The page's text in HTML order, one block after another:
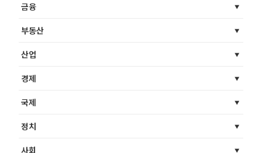
금융
부동산
산업
경제
국제
정치
사회